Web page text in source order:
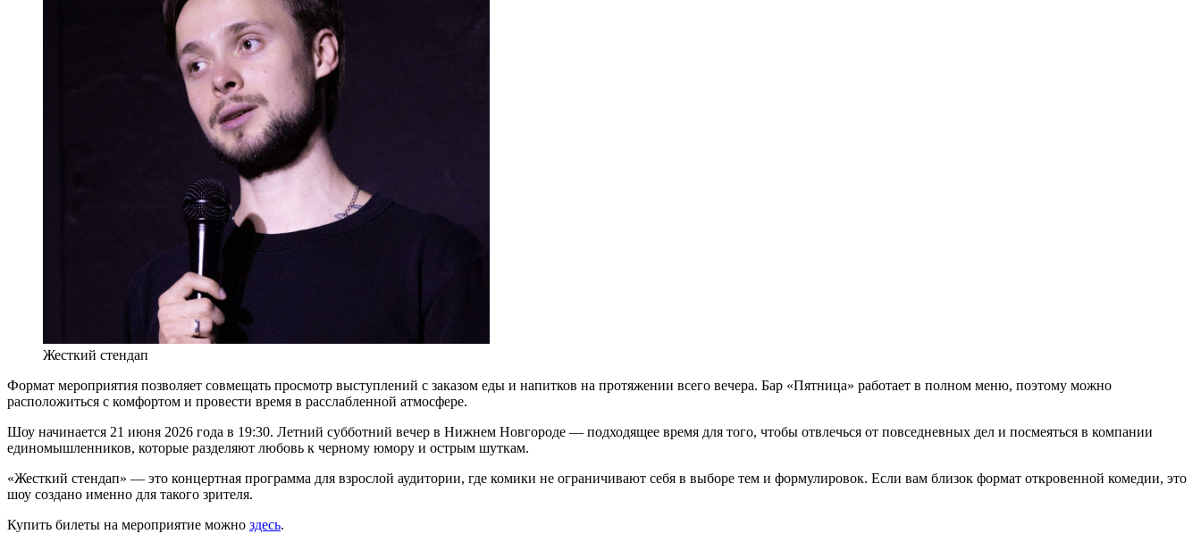
Жесткий стендап
Формат мероприятия позволяет совмещать просмотр выступлений с заказом еды и напитков на протяжении всего вечера. Бар «Пятница» работает в полном меню, поэтому можно
расположиться с комфортом и провести время в расслабленной атмосфере.
Шоу начинается 21 июня 2026 года в 19:30. Летний субботний вечер в Нижнем Новгороде — подходящее время для того, чтобы отвлечься от повседневных дел и посмеяться в компании
единомышленников, которые разделяют любовь к черному юмору и острым шуткам.
«Жесткий стендап» — это концертная программа для взрослой аудитории, где комики не ограничивают себя в выборе тем и формулировок. Если вам близок формат откровенной комедии, это
шоу создано именно для такого зрителя.
Купить билеты на мероприятие можно здесь.